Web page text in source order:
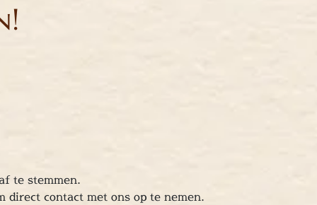
te stemmen.
direct contact met ons op te nemen.